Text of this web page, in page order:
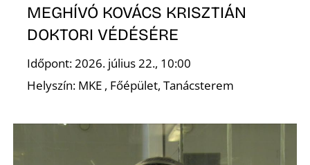
MEGHÍVÓ KOVÁCS KRISZTIÁN
DOKTORI VÉDÉSÉRE
Időpont: 2026. július 22., 10:00
Helyszín: MKE , Főépület, Tanácsterem